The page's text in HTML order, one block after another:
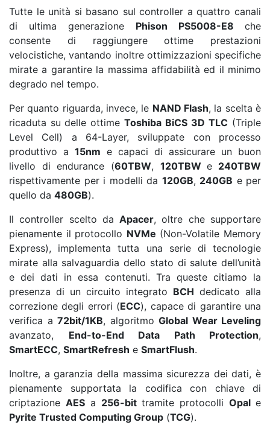
Tutte le unità si basano sul controller a quattro canali
di ultima generazione Phison PS5008-E8 che
consente di raggiungere ottime prestazioni
velocistiche, vantando inoltre ottimizzazioni specifiche
mirate a garantire la massima affidabilità ed il minimo
degrado nel tempo.
Per quanto riguarda, invece, le NAND Flash, la scelta è
ricaduta su delle ottime Toshiba BiCS 3D TLC (Triple
Level Cell) a 64-Layer, sviluppate con processo
produttivo a 15nm e capaci di assicurare un buon
livello di endurance (60TBW, 120TBWe 240TBW
rispettivamente per i modelli da 120GB, 240GB e per
quello da 480GB).
Il controller scelto daApacer, oltre che supportare
pienamente il protocollo NVMe (Non-Volatile Memory
Express), implementa tutta una serie di tecnologie
mirate alla salvaguardia dello stato di salute dell’unità
e dei dati in essa contenuti. Tra queste citiamo la
presenza di un circuito integrato BCH dedicato alla
correzione degli errori (ECC), capace di garantire una
verifica a 72bit/1KB, algoritmo Global Wear Leveling
avanzato, End-to-End Data Path Protection,
SmartECC, SmartRefresh e SmartFlush.
Inoltre, a garanzia della massima sicurezza dei dati, è
pienamente supportata la codifica con chiave di
criptazione AESa 256-bittramite protocolliOpale
Pyrite Trusted Computing Group (TCG).